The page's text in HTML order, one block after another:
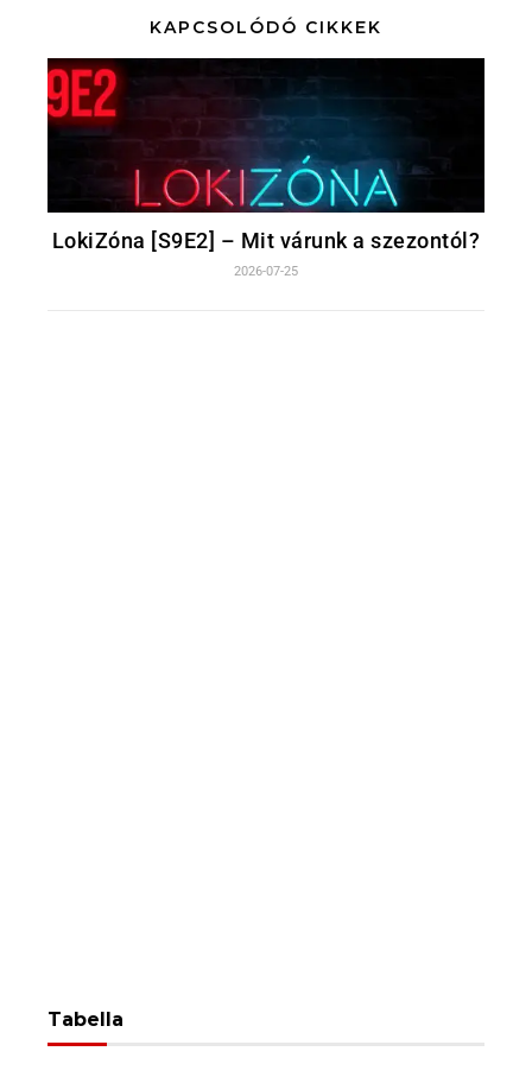
KAPCSOLÓDÓ CIKKEK
LokiZóna [S9E2] – Mit várunk a szezontól?
2026-07-25
Tabella